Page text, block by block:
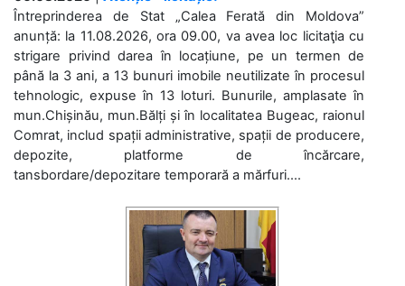
Întreprinderea de Stat „Calea Ferată din Moldova”
anunță: la 11.08.2026, ora 09.00, va avea loc licitaţia cu
strigare privind darea în locațiune, pe un termen de
până la 3 ani, a 13 bunuri imobile neutilizate în procesul
tehnologic, expuse în 13 loturi. Bunurile, amplasate în
mun.Chișinău, mun.Bălți și în localitatea Bugeac, raionul
Comrat, includ spații administrative, spații de producere,
depozite, platforme de încărcare,
tansbordare/depozitare temporară a mărfuri....